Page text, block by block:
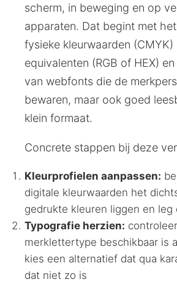
scherm, in beweging en op
apparaten. Dat begint met
fysieke kleurwaarden
equivalenten (RGB of HEX)
van webfonts die de
bewaren, maar ook goed
klein formaat.
Concrete stappen bij deze
Kleurprofielen aanpassen:
digitale kleurwaarden het
gedrukte kleuren liggen en leg
Typografie herzien:
merklettertype beschikbaar is
kies een alternatief dat qua
dat niet zo is